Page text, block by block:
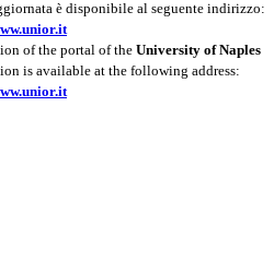
è disponibile al seguente indirizzo:
of the portal of the University of Naples
is available at the following address: